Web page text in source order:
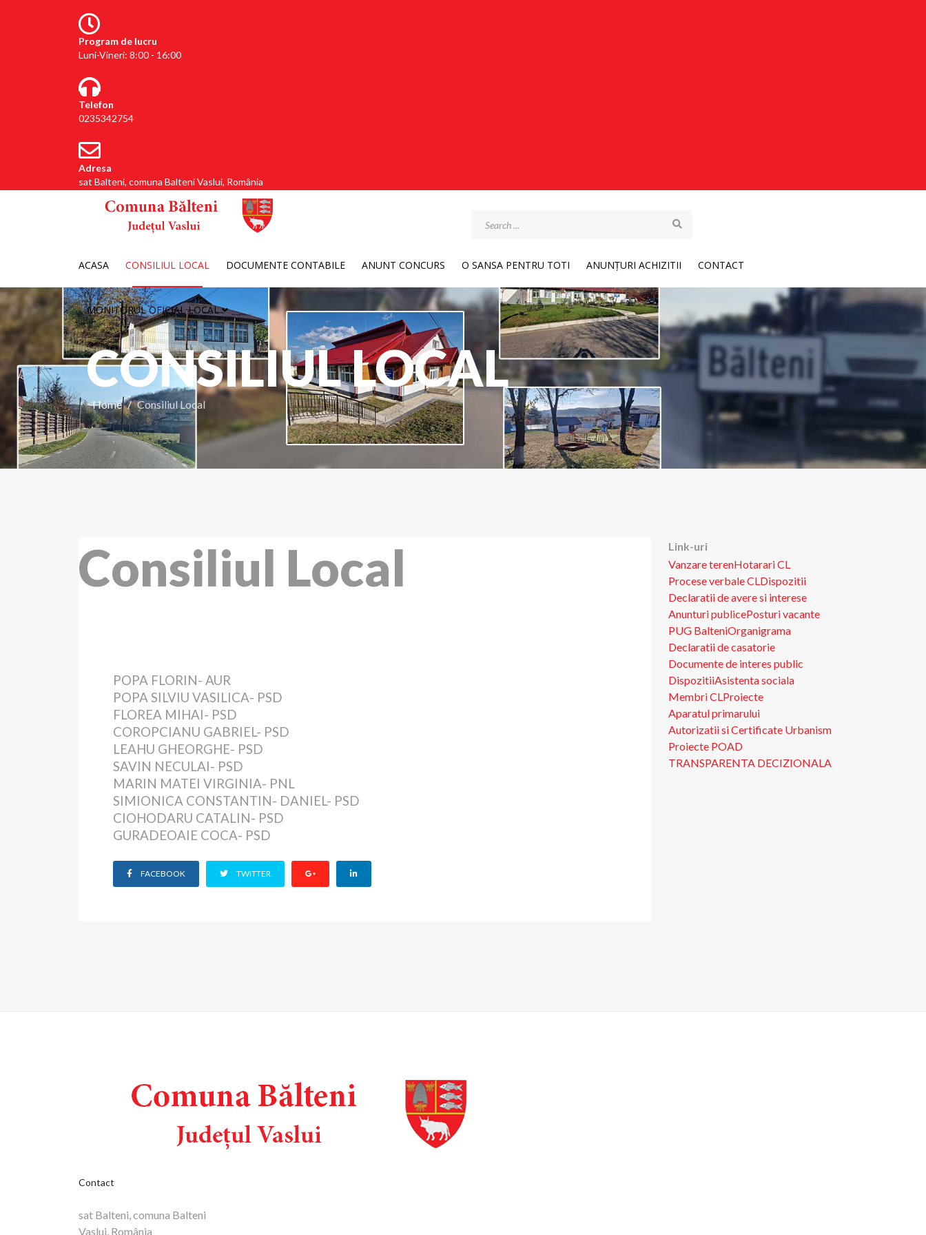
Program de lucru
Luni-Vineri: 8:00 - 16:00
Telefon
0235342754
Adresa
sat Balteni, comuna Balteni Vaslui, România
ACASA CONSILIUL LOCAL DOCUMENTE CONTABILE ANUNT CONCURS O SANSA PENTRU TOTI ANUNȚURI ACHIZITII CONTACT
MONITORUL OFICIAL LOCAL
CONSILIUL LOCAL
Home Consiliul Local
Consiliul Local
POPA FLORIN- AUR
POPA SILVIU VASILICA- PSD
FLOREA MIHAI- PSD
COROPCIANU GABRIEL- PSD
LEAHU GHEORGHE- PSD
SAVIN NECULAI- PSD
MARIN MATEI VIRGINIA- PNL
SIMIONICA CONSTANTIN- DANIEL- PSD
CIOHODARU CATALIN- PSD
GURADEOAIE COCA- PSD
FACEBOOK TWITTER
Link-uri
Vanzare terenHotarari CL
Procese verbale CLDispozitii
Declaratii de avere si interese
Anunturi publicePosturi vacante
PUG BalteniOrganigrama
Declaratii de casatorie
Documente de interes public
DispozitiiAsistenta sociala
Membri CLProiecte
Aparatul primarului
Autorizatii si Certificate Urbanism
Proiecte POAD
TRANSPARENTA DECIZIONALA
Contact
sat Balteni, comuna Balteni
Vaslui, România